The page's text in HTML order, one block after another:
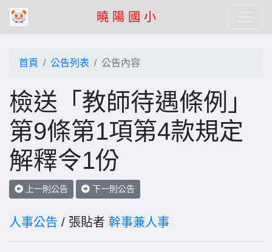
曉 陽 國 小
首頁 公告列表 公告內容
檢送「教師待遇條例」
第9條第1項第4款規定
解釋令1份
上一則公告 下一則公告
人事公告 / 張貼者 幹事兼人事